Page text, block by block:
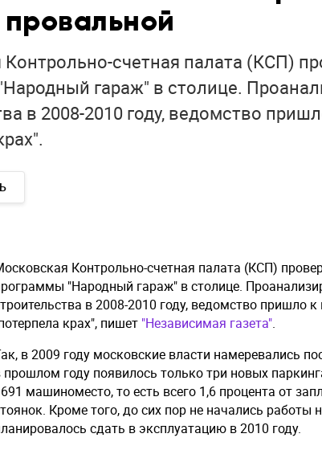
счетная палата (КСП)
гараж" в столице.
в 2008-2010 году, ведомство
Контрольно-счетная палата (КСП)
"Народный гараж" в столице.
в 2008-2010 году, ведомство пришло
крах", пишет "Независимая газета".
в 2009 году московские власти намеревались
прошлом году появилось только три новых
машиноместо, то есть всего 1,6 процента от
Кроме того, до сих пор не начались работы
сдать в эксплуатацию в 2010 году.